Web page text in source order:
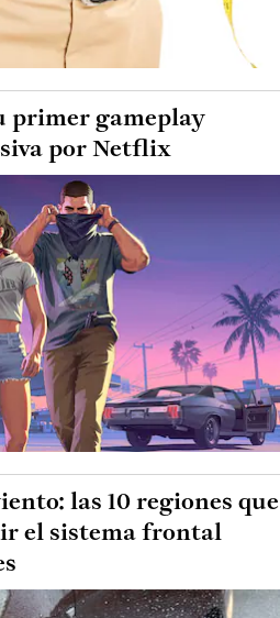
primer gameplay
por Netflix
las 10 regiones que
el sistema frontal